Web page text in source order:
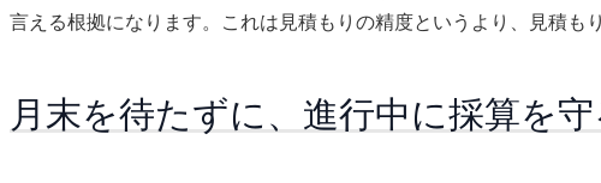
言える根拠になります。これは見積もりの精度というより、見積も
月末を待たずに、進行中に採算を守